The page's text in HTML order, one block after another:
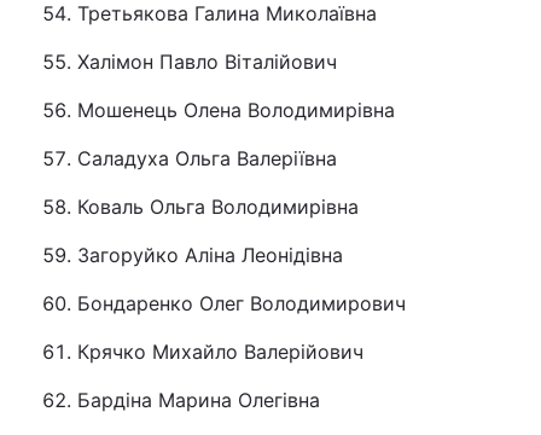
Третьякова Галина Миколаївна
Халімон Павло Віталійович
Мошенець Олена Володимирівна
Саладуха Ольга Валеріївна
Коваль Ольга Володимирівна
Загоруйко Аліна Леонідівна
Бондаренко Олег Володимирович
Крячко Михайло Валерійович
Бардіна Марина Олегівна